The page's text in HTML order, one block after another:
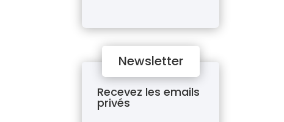
Newsletter
Recevez les emails
privés